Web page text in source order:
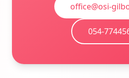
office@osi-
054-